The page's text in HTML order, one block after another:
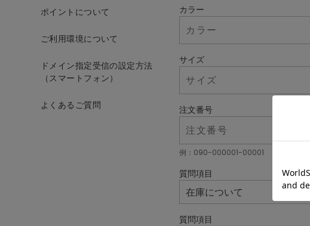
ポイントについて
ご利用環境について
ドメイン指定受信の設定方法
（スマートフォン）
よくあるご質問
カラー
サイズ
注文番号
例：090-000001-00001
質問項目
質問項目